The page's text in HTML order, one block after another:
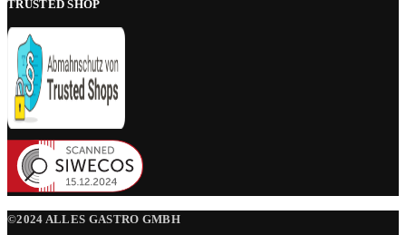
TRUSTED SHOP
©2024 ALLES GASTRO GMBH